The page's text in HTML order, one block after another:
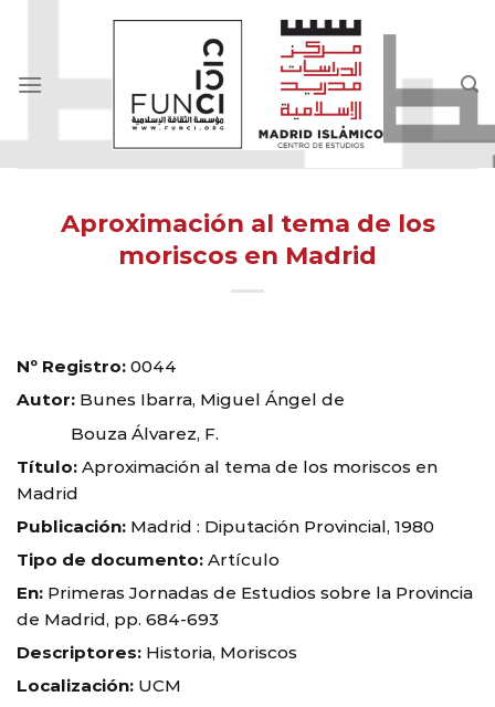
Aproximación al tema de los
moriscos en Madrid
Nº Registro: 0044
Autor: Bunes Ibarra, Miguel Ángel de
Bouza Álvarez, F.
Título: Aproximación al tema de los moriscos en
Madrid
Publicación: Madrid : Diputación Provincial, 1980
Tipo de documento: Artículo
En: Primeras Jornadas de Estudios sobre la Provincia
de Madrid, pp. 684-693
Descriptores: Historia, Moriscos
Localización: UCM